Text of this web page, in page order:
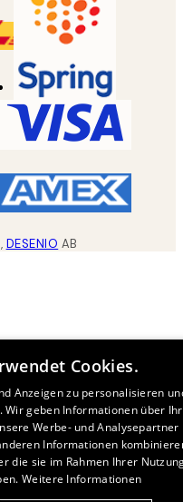
, DESENIO AB
Cookies.
Anzeigen zu personalisieren
geben Informationen über
Werbe- und Analysepartner
Informationen
die sie im Rahmen Ihrer
Weitere Informationen